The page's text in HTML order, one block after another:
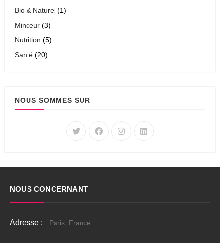
Bio & Naturel (1)
Minceur (3)
Nutrition (5)
Santé (20)
NOUS SOMMES SUR
NOUS CONCERNANT
Adresse : Paris, France